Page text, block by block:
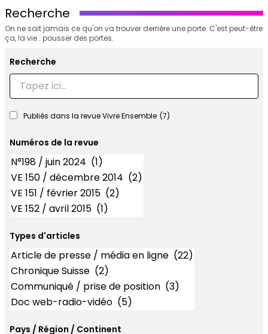
Recherche
On ne sait jamais ce qu'on va trouver derrière une porte. C'est peut-être
ça, la vie : pousser des portes.
Recherche
Recherche
Publiés dans la revue Vivre Ensemble (7)
Numéros de la revue
Numéros
Types d'articles
Types d'articles
Pays / Région / Continent